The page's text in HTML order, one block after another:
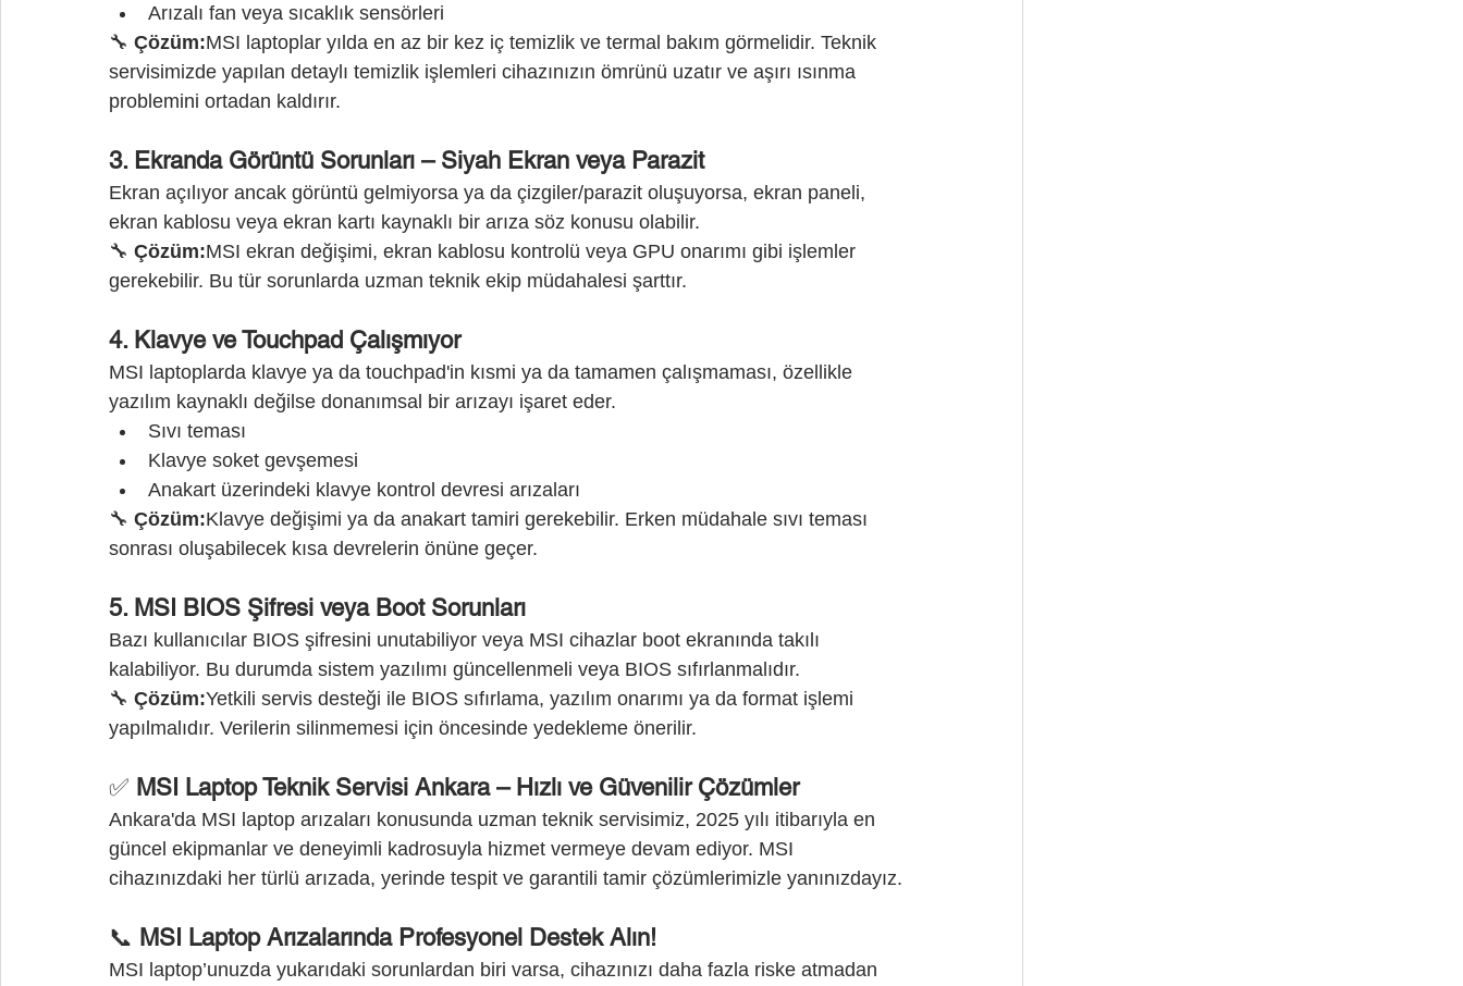
Arızalı fan veya sıcaklık sensörleri
🔧 Çözüm:MSI laptoplar yılda en az bir kez iç temizlik ve termal bakım görmelidir. Teknik
servisimizde yapılan detaylı temizlik işlemleri cihazınızın ömrünü uzatır ve aşırı ısınma
problemini ortadan kaldırır.
3. Ekranda Görüntü Sorunları – Siyah Ekran veya Parazit
Ekran açılıyor ancak görüntü gelmiyorsa ya da çizgiler/parazit oluşuyorsa, ekran paneli,
ekran kablosu veya ekran kartı kaynaklı bir arıza söz konusu olabilir.
🔧 Çözüm:MSI ekran değişimi, ekran kablosu kontrolü veya GPU onarımı gibi işlemler
gerekebilir. Bu tür sorunlarda uzman teknik ekip müdahalesi şarttır.
4. Klavye ve Touchpad Çalışmıyor
MSI laptoplarda klavye ya da touchpad'in kısmi ya da tamamen çalışmaması, özellikle
yazılım kaynaklı değilse donanımsal bir arızayı işaret eder.
Sıvı teması
Klavye soket gevşemesi
Anakart üzerindeki klavye kontrol devresi arızaları
🔧 Çözüm:Klavye değişimi ya da anakart tamiri gerekebilir. Erken müdahale sıvı teması
sonrası oluşabilecek kısa devrelerin önüne geçer.
5. MSI BIOS Şifresi veya Boot Sorunları
Bazı kullanıcılar BIOS şifresini unutabiliyor veya MSI cihazlar boot ekranında takılı
kalabiliyor. Bu durumda sistem yazılımı güncellenmeli veya BIOS sıfırlanmalıdır.
🔧 Çözüm:Yetkili servis desteği ile BIOS sıfırlama, yazılım onarımı ya da format işlemi
yapılmalıdır. Verilerin silinmemesi için öncesinde yedekleme önerilir.
✅ MSI Laptop Teknik Servisi Ankara – Hızlı ve Güvenilir Çözümler
Ankara'da MSI laptop arızaları konusunda uzman teknik servisimiz, 2025 yılı itibarıyla en
güncel ekipmanlar ve deneyimli kadrosuyla hizmet vermeye devam ediyor. MSI
cihazınızdaki her türlü arızada, yerinde tespit ve garantili tamir çözümlerimizle yanınızdayız.
📞 MSI Laptop Arızalarında Profesyonel Destek Alın!
MSI laptop’unuzda yukarıdaki sorunlardan biri varsa, cihazınızı daha fazla riske atmadan